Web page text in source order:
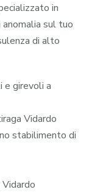
in
sul tuo
di alto
e girevoli a
Vidardo
stabilimento di